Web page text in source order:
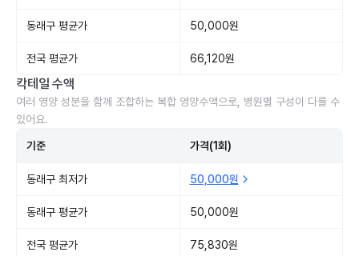
동래구 평균가 50,000원
전국 평균가 66,120원
칵테일 수액
여러 영양 성분을 함께 조합하는 복합 영양수액으로, 병원별 구성이 다를 수
있어요.
기준 가격(1회)
동래구 최저가 50,000원
동래구 평균가 50,000원
전국 평균가 75,830원